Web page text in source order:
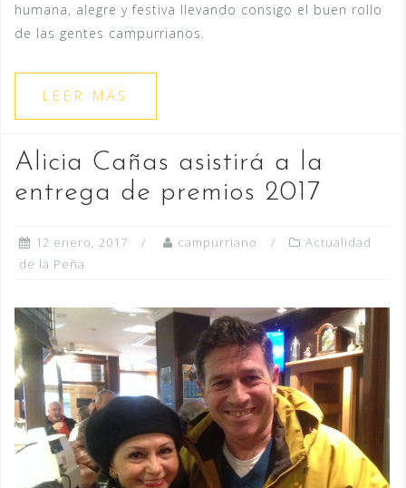
humana, alegre y festiva llevando consigo el buen rollo
de las gentes campurrianos.
LEER MÁS
Alicia Cañas asistirá a la
entrega de premios 2017
12 enero, 2017 campurriano
Actualidad
de la Peña